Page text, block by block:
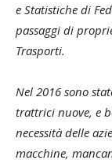
e Statistiche di
passaggi di
Trasporti.
Nel 2016 sono
trattrici nuove, e
necessità delle
macchine,